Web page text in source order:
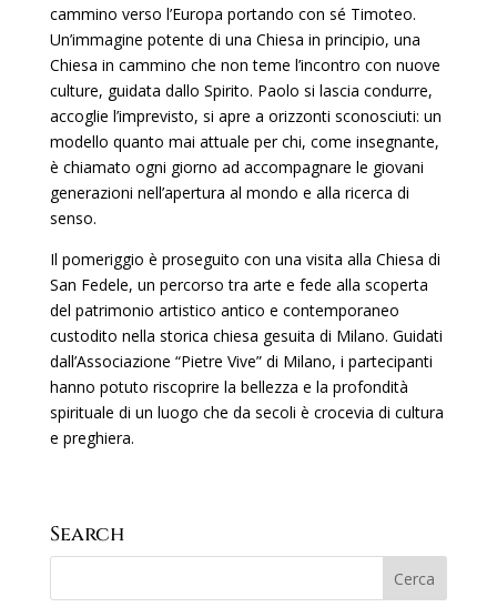
cammino verso l’Europa portando con sé Timoteo.
Un’immagine potente di una Chiesa in principio, una
Chiesa in cammino che non teme l’incontro con nuove
culture, guidata dallo Spirito. Paolo si lascia condurre,
accoglie l’imprevisto, si apre a orizzonti sconosciuti: un
modello quanto mai attuale per chi, come insegnante,
è chiamato ogni giorno ad accompagnare le giovani
generazioni nell’apertura al mondo e alla ricerca di
senso.
Il pomeriggio è proseguito con una visita alla Chiesa di
San Fedele, un percorso tra arte e fede alla scoperta
del patrimonio artistico antico e contemporaneo
custodito nella storica chiesa gesuita di Milano. Guidati
dall’Associazione “Pietre Vive” di Milano, i partecipanti
hanno potuto riscoprire la bellezza e la profondità
spirituale di un luogo che da secoli è crocevia di cultura
e preghiera.
Search